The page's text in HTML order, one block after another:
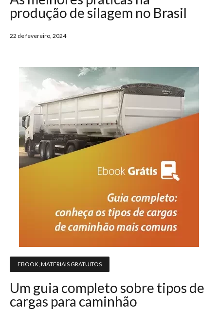
produção de silagem no Brasil
22 de fevereiro, 2024
EBOOK MATERIAIS GRATUITOS
Um guia completo sobre tipos de
cargas para caminhão